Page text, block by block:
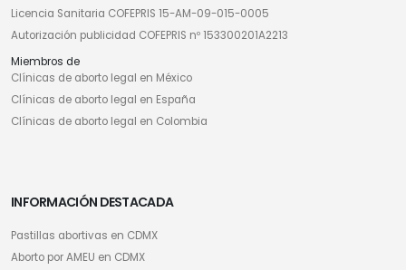
Licencia Sanitaria COFEPRIS 15-AM-09-015-0005
Autorización publicidad COFEPRIS nº 153300201A2213
Miembros de
Clínicas de aborto legal en México
Clínicas de aborto legal en España
Clínicas de aborto legal en Colombia
INFORMACIÓN DESTACADA
Pastillas abortivas en CDMX
Aborto por AMEU en CDMX